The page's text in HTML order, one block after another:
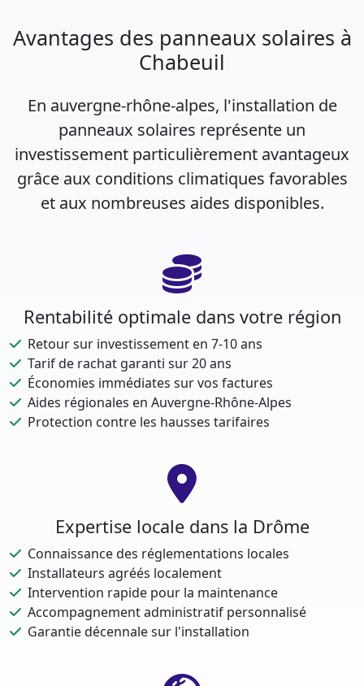
Avantages des panneaux solaires à
Chabeuil
En auvergne-rhône-alpes, l'installation de
panneaux solaires représente un
investissement particulièrement avantageux
grâce aux conditions climatiques favorables
et aux nombreuses aides disponibles.
Rentabilité optimale dans votre région
Retour sur investissement en 7-10 ans
Tarif de rachat garanti sur 20 ans
Économies immédiates sur vos factures
Aides régionales en Auvergne-Rhône-Alpes
Protection contre les hausses tarifaires
Expertise locale dans la Drôme
Connaissance des réglementations locales
Installateurs agréés localement
Intervention rapide pour la maintenance
Accompagnement administratif personnalisé
Garantie décennale sur l'installation